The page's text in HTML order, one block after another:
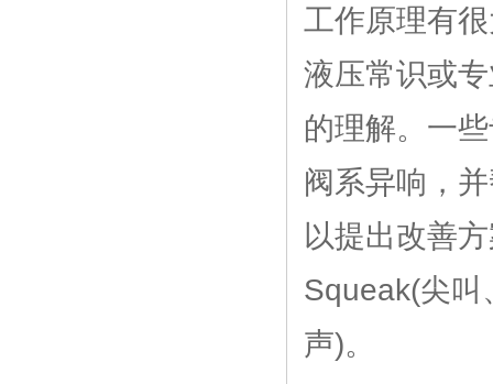
工作原理有
液压常识或
的理解。一
阀系异响，
以提出改善
Squeak(尖叫
声)。